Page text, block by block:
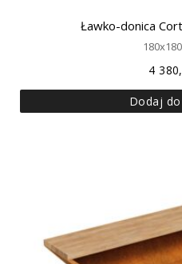
Ławko-donica
4
Dodaj